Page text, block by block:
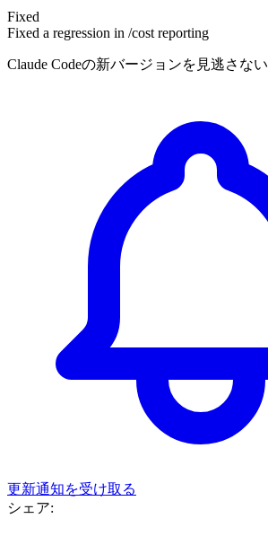
Fixed
Fixed a regression in /cost reporting
Claude Codeの新バージョンを見逃さない
更新通知を受け取る
シェア: